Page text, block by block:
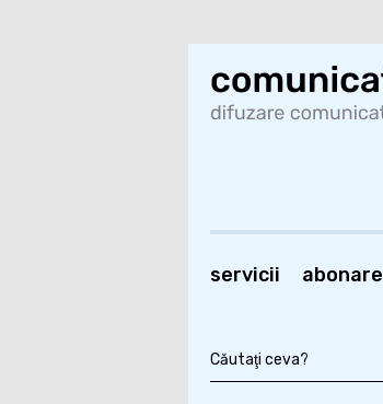
servicii abonare